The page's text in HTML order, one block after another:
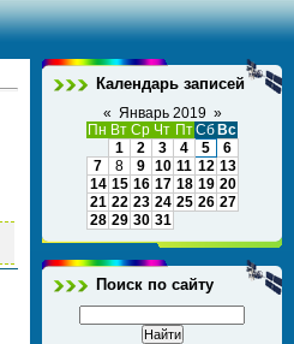
Календарь записей
« Январь 2019 »
Пн Вт Ср Чт ПтСб Вс
1
2 3 4 5
6
7
8 9 10 11 12 13
14 15 16 17 18 19 20
21 22 23 24 25 26 27
28 29 30 31
Поиск по сайту